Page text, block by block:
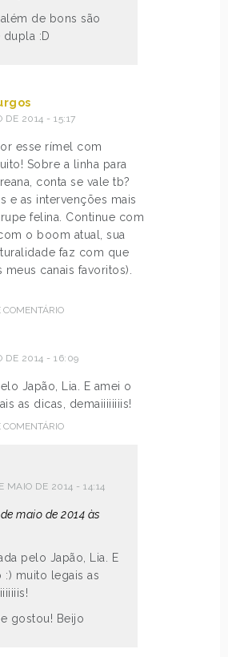
de bons são
dupla :D
DE 2014 - 15:17
esse rímel com
Sobre a linha para
conta se vale tb?
e as intervenções mais
felina. Continue com
o boom atual, sua
faz com que
canais favoritos).
COMENTÁRIO
DE 2014 - 16:09
Japão, Lia. E amei o
as dicas, demaiiiiiiiis!
COMENTÁRIO
MAIO DE 2014 - 14:14
maio de 2014 às
pelo Japão, Lia. E
:) muito legais as
gostou! Beijo